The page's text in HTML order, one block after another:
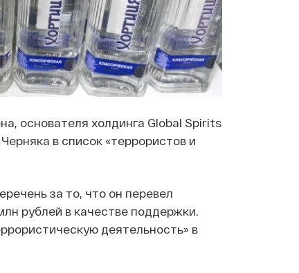
основателя холдинга Global Spirits
в список «террористов и
за то, что он перевел
рублей в качестве поддержки.
деятельность» в